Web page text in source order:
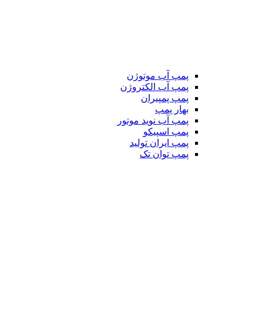
پمپ آب موتوژن
پمپ آب الکتروژن
پمپ پمپیران
بهار پمپ
پمپ آب نوید موتور
پمپ اسپیکو
پمپ ایران تولید
پمپ توان تک